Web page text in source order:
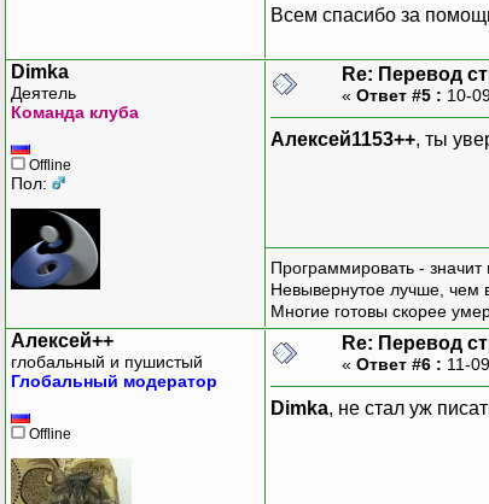
Всем спасибо за
Dimka
Деятель
Команда клуба
Offline
Пол:
Re: Перевод
« Ответ #5 : 10-
Алексей1153++, ты
Программировать -
Невывернутое лучше, чем
Многие готовы скорее
Алексей++
глобальный и пушистый
Глобальный модератор
Offline
Re: Перевод
« Ответ #6 : 11-
Dimka, не стал уж